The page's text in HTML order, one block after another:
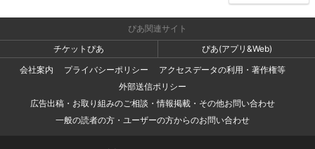
ぴあ関連サイト
チケットぴあ
ぴあ(アプリ&Web)
会社案内
プライバシーポリシー
アクセスデータの利用・著作権等
外部送信ポリシー
広告出稿・お取り組みのご相談・情報掲載・その他お問い合わせ
一般の読者の方・ユーザーの方からのお問い合わせ